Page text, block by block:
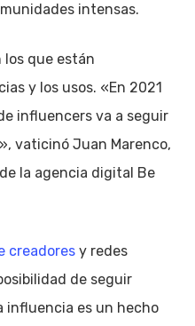
intensas.
los que están
y los usos. «En 2021
influencers va a seguir
vaticinó Juan Marenco,
la agencia digital Be
creadoresy redes
de seguir
influencia es un hecho